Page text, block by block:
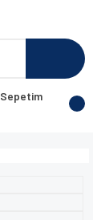
Sepetim